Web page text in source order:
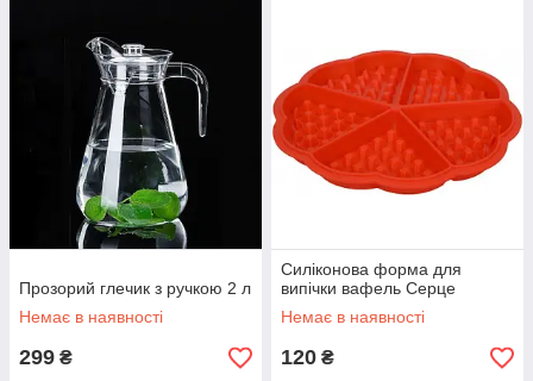
Прозорий глечик з ручкою 2 л
Немає в наявності
299 ₴
Силіконова форма для
випічки вафель Серце
Немає в наявності
120 ₴